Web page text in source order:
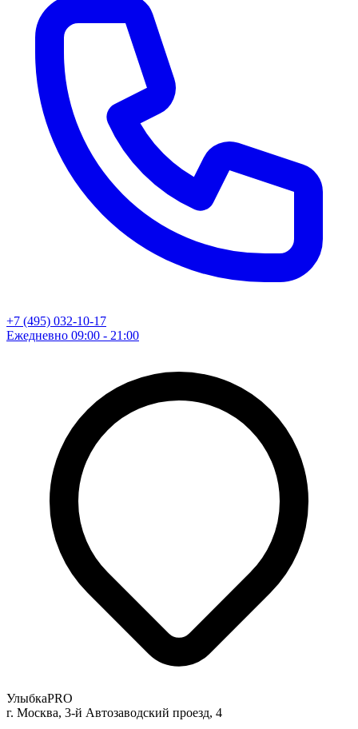
+7 (495) 032-10-17
Ежедневно 09:00 - 21:00
УлыбкаPRO
г. Москва, 3-й Автозаводский проезд, 4